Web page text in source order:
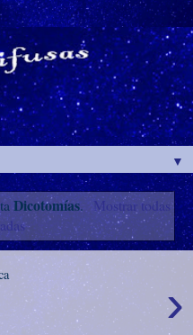
▼
Dicotomías. Mostrar todas
›